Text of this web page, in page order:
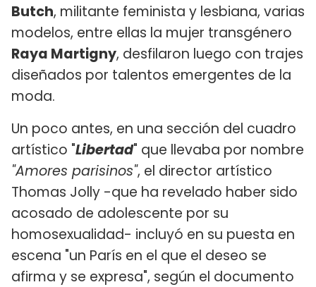
Butch, militante feminista y lesbiana, varias
modelos, entre ellas la mujer transgénero
Raya Martigny, desfilaron luego con trajes
diseñados por talentos emergentes de la
moda.
Un poco antes, en una sección del cuadro
artístico "Libertad" que llevaba por nombre
"Amores parisinos", el director artístico
Thomas Jolly -que ha revelado haber sido
acosado de adolescente por su
homosexualidad- incluyó en su puesta en
escena "un París en el que el deseo se
afirma y se expresa", según el documento